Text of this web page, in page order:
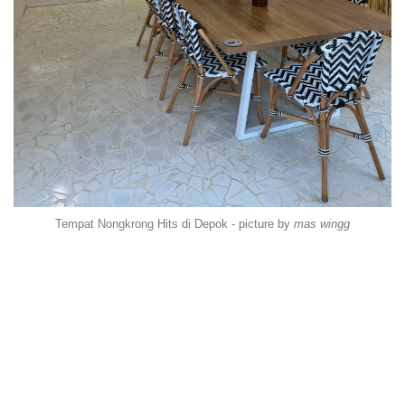
Tempat Nongkrong Hits di Depok - picture by mas wingg